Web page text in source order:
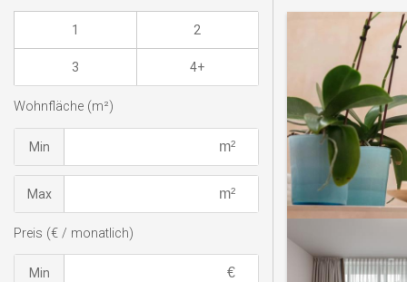
1 2
3 4+
Wohnfläche (m²)
Min
Max
Preis (€ / monatlich)
Min